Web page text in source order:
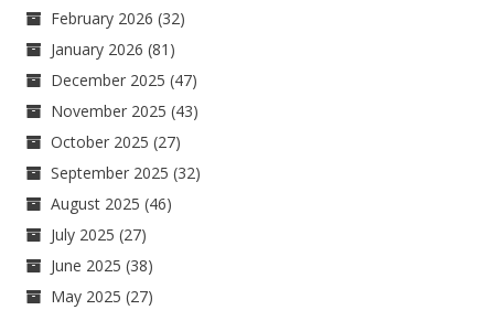
February 2026 (32)
January 2026 (81)
December 2025 (47)
November 2025 (43)
October 2025 (27)
September 2025 (32)
August 2025 (46)
July 2025 (27)
June 2025 (38)
May 2025 (27)